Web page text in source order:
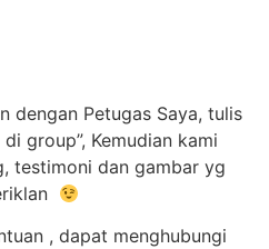
dengan Petugas Saya, tulis
group”, Kemudian kami
testimoni dan gambar yg
, dapat menghubungi